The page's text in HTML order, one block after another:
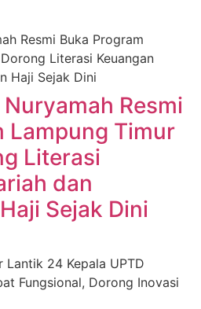
Resmi
Lampung Timur
Literasi
dan
Sejak Dini